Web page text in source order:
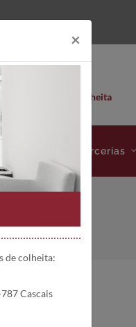
Postos de Colheita
Projetos e Parcerias
×
de colheita:
Cascais